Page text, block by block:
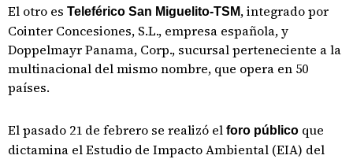
El otro es Teleférico San Miguelito-TSM, integrado por
Cointer Concesiones, S.L., empresa española, y
Doppelmayr Panama, Corp., sucursal perteneciente a la
multinacional del mismo nombre, que opera en 50
países.
El pasado 21 de febrero se realizó el foro público que
dictamina el Estudio de Impacto Ambiental (EIA) del